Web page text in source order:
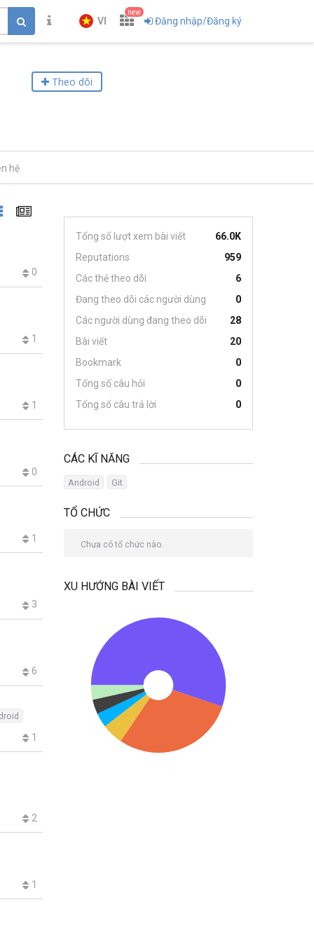
VI
new
Đăng nhập/Đăng ký
Theo dõi
hệ
0
1
1
0
1
3
6
1
2
1
Tổng số lượt xem bài viết
66.0K
Reputations
959
Các thẻ theo dõi
6
Đang theo dõi các người dùng
0
Các người dùng đang theo dõi
28
Bài viết
20
Bookmark
0
Tổng số câu hỏi
0
Tổng số câu trả lời
0
CÁC KĨ NĂNG
Android Git
TỔ CHỨC
Chưa có tổ chức nào.
XU HƯỚNG BÀI VIẾT